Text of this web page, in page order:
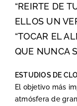
“REIRTE DE
ELLOS UN
“TOCAR EL
QUE NUNCA
ESTUDIOS DE
El objetivo más
atmósfera de